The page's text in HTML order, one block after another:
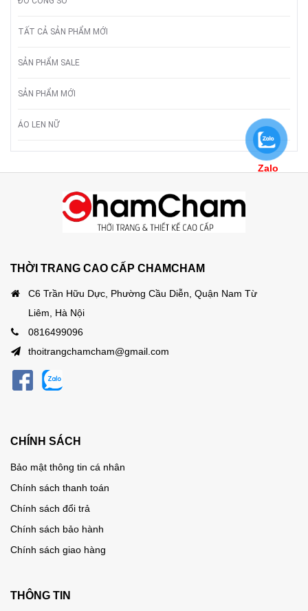
TẤT CẢ SẢN PHẨM MỚI
SẢN PHẨM SALE
SẢN PHẨM MỚI
ÁO LEN NỮ
THỜI TRANG CAO CẤP CHAMCHAM
C6 Trần Hữu Dực, Phường Cầu Diễn, Quận Nam Từ
Liêm, Hà Nội
0816499096
thoitrangchamcham@gmail.com
CHÍNH SÁCH
Bảo mật thông tin cá nhân
Chính sách thanh toán
Chính sách đổi trả
Chính sách bảo hành
Chính sách giao hàng
THÔNG TIN
Zalo